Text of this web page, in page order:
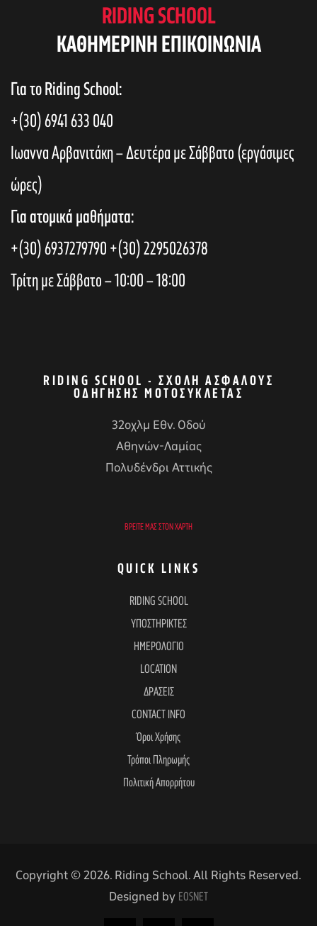
RIDING SCHOOL
KAΘΗΜΕΡΙΝΗ ΕΠΙΚΟΙΝΩΝΙΑ
Για το Riding School:
+(30) 6941 633 040
Ιωαννα Αρβανιτάκη – Δευτέρα με Σάββατο (εργάσιμες
ώρες)
Για ατομικά μαθήματα:
+(30) 6937279790+(30) 2295026378
Τρίτη με Σάββατο – 10:00 – 18:00
RIDING SCHOOL - ΣΧΟΛΉ ΑΣΦΑΛΟΎΣ
ΟΔΉΓΗΣΗΣ ΜΟΤΟΣΥΚΛΈΤΑΣ
32οχλμ Εθν. Οδού
Αθηνών-Λαμίας
Πολυδένδρι Αττικής
ΒΡΕΊΤΕ ΜΑΣ ΣΤΟΝ ΧΆΡΤΗ
QUICK LINKS
RIDING SCHOOL
ΥΠΟΣΤΗΡΙΚΤΕΣ
ΗΜΕΡΟΛΟΓΙΟ
LOCATION
ΔΡΑΣΕΙΣ
CONTACT INFO
Όροι Χρήσης
Τρόποι Πληρωμής
Πολιτική Απορρήτου
Copyright © 2026. Riding School. All Rights Reserved.
Designed by EOSNET